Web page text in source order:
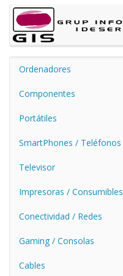
Ordenadores
Componentes
Portátiles
SmartPhones / Teléfonos
Televisor
Impresoras / Consumibles
Conectividad / Redes
Gaming / Consolas
Cables